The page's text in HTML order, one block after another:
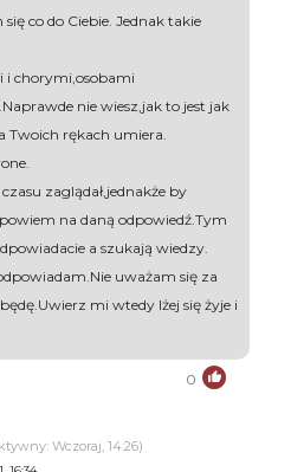
co do Ciebie. Jednak takie
i chorymi,osobami
nie wiesz,jak to jest jak
Twoich rękach umiera.
zaglądał,jednakże by
na daną odpowiedź.Tym
a szukają wiedzy.
uważam się za
mi wtedy lżej się żyje i
0
Wczoraj, 14:26)